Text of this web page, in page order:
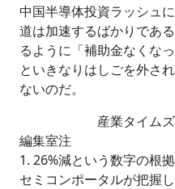
中国半導体投資ラッシュ
道は加速するばかりであ
るように「補助金なくな
といきなりはしごを外さ
ないのだ。
産業タイム
編集室注
1. 26%減という数字の根
セミコンポータルが把握し